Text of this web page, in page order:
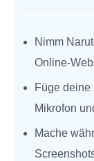
Nimm
Online-
Füge deine
Mikrofon
Mache